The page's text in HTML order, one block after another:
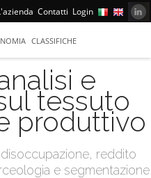
Contatti Login
CLASSIFICHE
e
tessuto
produttivo
reddito
e segmentazione